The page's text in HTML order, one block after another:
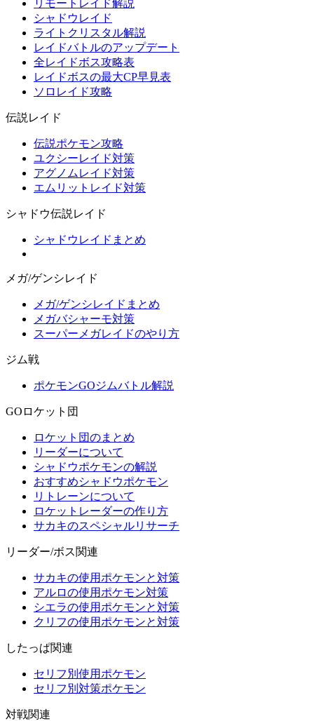
リモートレイド解説
シャドウレイド
ライトクリスタル解説
レイドバトルのアップデート
全レイドボス攻略表
レイドボスの最大CP早見表
ソロレイド攻略
伝説レイド
伝説ポケモン攻略
ユクシーレイド対策
アグノムレイド対策
エムリットレイド対策
シャドウ伝説レイド
シャドウレイドまとめ
メガ/ゲンシレイド
メガ/ゲンシレイドまとめ
メガバシャーモ対策
スーパーメガレイドのやり方
ジム戦
ポケモンGOジムバトル解説
GOロケット団
ロケット団のまとめ
リーダーについて
シャドウポケモンの解説
おすすめシャドウポケモン
リトレーンについて
ロケットレーダーの作り方
サカキのスペシャルリサーチ
リーダー/ボス関連
サカキの使用ポケモンと対策
アルロの使用ポケモン対策
シエラの使用ポケモンと対策
クリフの使用ポケモンと対策
したっぱ関連
セリフ別使用ポケモン
セリフ別対策ポケモン
対戦関連